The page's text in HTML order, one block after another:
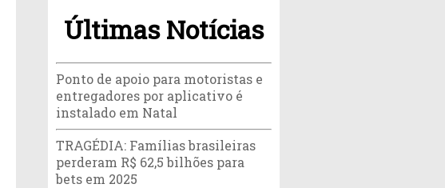
Últimas Notícias
Ponto de apoio para motoristas e
entregadores por aplicativo é
instalado em Natal
TRAGÉDIA: Famílias brasileiras
perderam R$ 62,5 bilhões para
bets em 2025